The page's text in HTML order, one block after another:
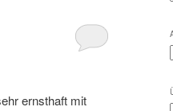
ernsthaft mit